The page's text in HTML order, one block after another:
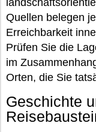
Quellen belegen
Erreichbarkeit
Prüfen Sie die
im
Orten, die Sie
Geschichte